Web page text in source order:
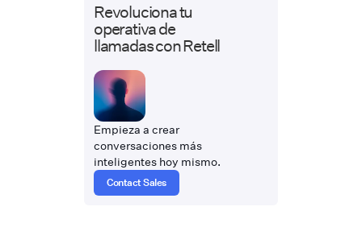
Revoluciona tu
operativa de
llamadas con Retell
Empieza a crear
conversaciones más
inteligentes hoy mismo.
Contact Sales